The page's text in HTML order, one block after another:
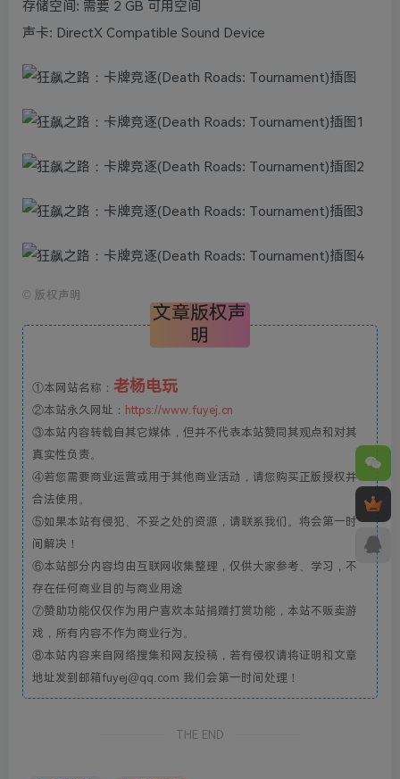
存储空间: 需要 2 GB 可用空间
声卡: DirectX Compatible Sound Device
© 版权声明
文章版权声
明
①本网站名称： 老杨电玩
②本站永久网址： https://www.fuyej.cn
③本站内容转载自其它媒体，但并不代表本站赞同其观点和对其
真实性负责。
④若您需要商业运营或用于其他商业活动，请您购买正版授权并
合法使用。
⑤如果本站有侵犯、不妥之处的资源，请联系我们。将会第一时
间解决！
⑥本站部分内容均由互联网收集整理，仅供大家参考、学习，不
存在任何商业目的与商业用途
⑦赞助功能仅仅作为用户喜欢本站捐赠打赏功能，本站不贩卖游
戏，所有内容不作为商业行为。
⑧本站内容来自网络搜集和网友投稿，若有侵权请将证明和文章
地址发到邮箱fuyej@qq.com 我们会第一时间处理！
THE END